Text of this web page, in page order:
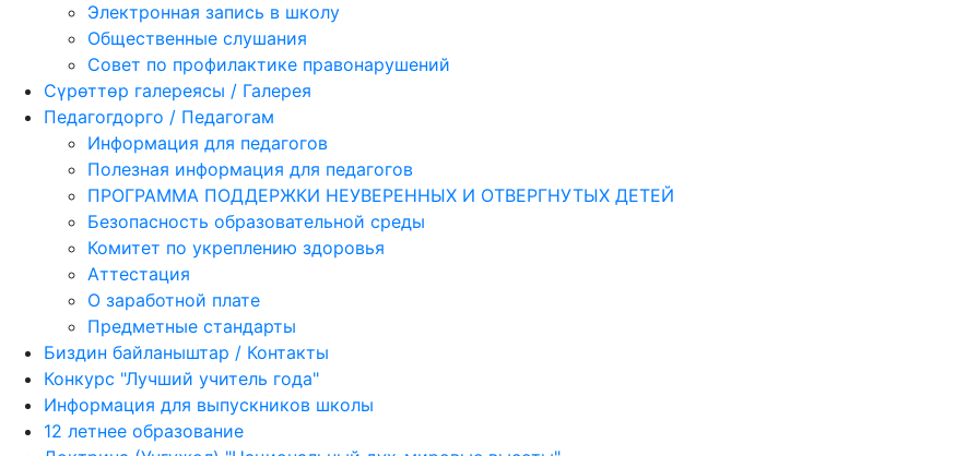
Электронная запись в школу
Общественные слушания
Совет по профилактике правонарушений
Сүрөттөр галереясы / Галерея
Педагогдорго / Педагогам
Информация для педагогов
Полезная информация для педагогов
ПРОГРАММА ПОДДЕРЖКИ НЕУВЕРЕННЫХ И ОТВЕРГНУТЫХ ДЕТЕЙ
Безопасность образовательной среды
Комитет по укреплению здоровья
Аттестация
О заработной плате
Предметные стандарты
Биздин байланыштар / Контакты
Конкурс "Лучший учитель года"
Информация для выпускников школы
12 летнее образование